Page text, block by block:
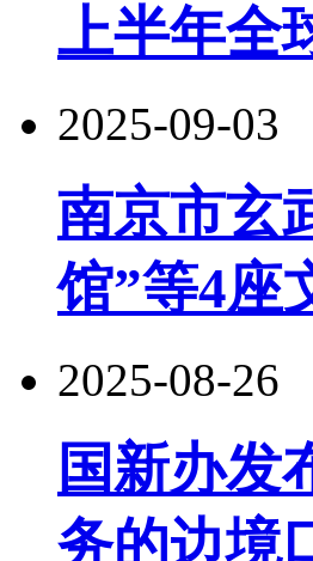
上半年全
2025-09-03
南京市玄
馆”等4座
2025-08-26
国新办发
务的边境